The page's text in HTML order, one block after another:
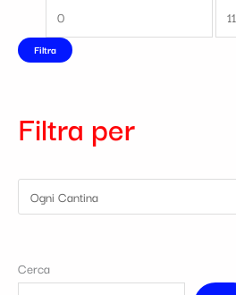
Filtra
Filtra per
Cerca